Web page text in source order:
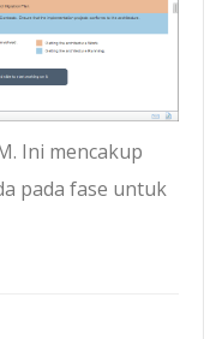
Ini mencakup
pada fase untuk